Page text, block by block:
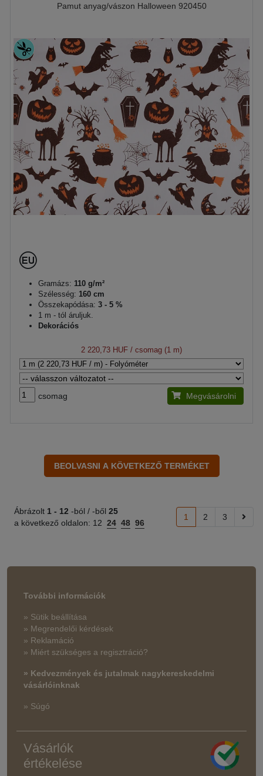
Pamut anyag/vászon Halloween 920450
Gramázs: 110 g/m²
Szélesség: 160 cm
Összekapódása: 3 - 5 %
1 m - tól áruljuk.
Dekorációs
2 220,73 HUF / csomag (1 m)
csomag Megvásárolni
Ábrázolt 1 - 12 -ból / -ből 25
a következő oldalon: 12 24 48 96
1 2 3
További információk
» Sütik beállítása
» Megrendelői kérdések
» Reklamáció
» Miért szükséges a regisztráció?
» Kedvezmények és jutalmak nagykereskedelmi
vásárlóinknak
» Súgó
Vásárlók
értékelése